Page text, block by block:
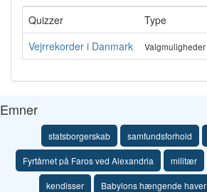
Quizzer Type
Vejrrekorder i Danmark
Valgmuligheder
Emner
statsborgerskab samfundsforhold
Fyrtårnet på Faros ved Alexandria militær
kendisser Babylons hængende haver